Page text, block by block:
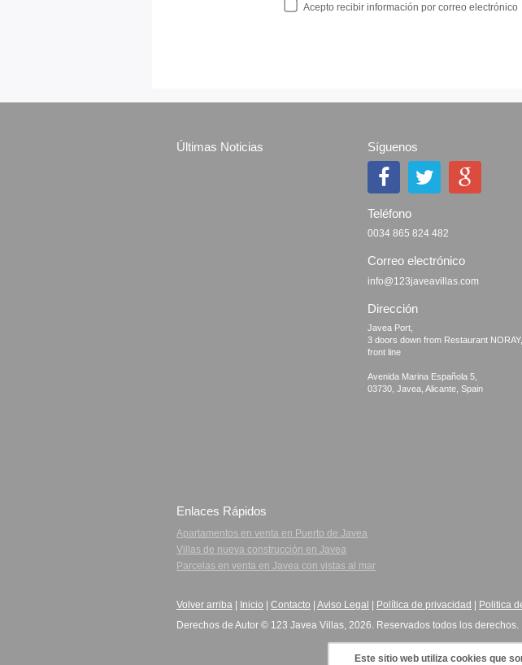
Acepto recibir información por correo electrónico
Últimas Noticias Síguenos
Teléfono
0034 865 824 482
Correo electrónico
info@123javeavillas.com
Dirección
Javea Port,
3 doors down from Restaurant NORAY,
front line
Avenida Marina Española 5,
Enlaces Rápidos
Apartamentos en venta en Puerto de Javea
Villas de nueva construcción en Javea
Parcelas en venta en Javea con vistas al mar
Volver arriba | Inicio | Contacto | Aviso Legal | Política de privacidad | Politica
Derechos de Autor © 123 Javea Villas, 2026. Reservados todos los derechos.
Este sitio web utiliza cookies que